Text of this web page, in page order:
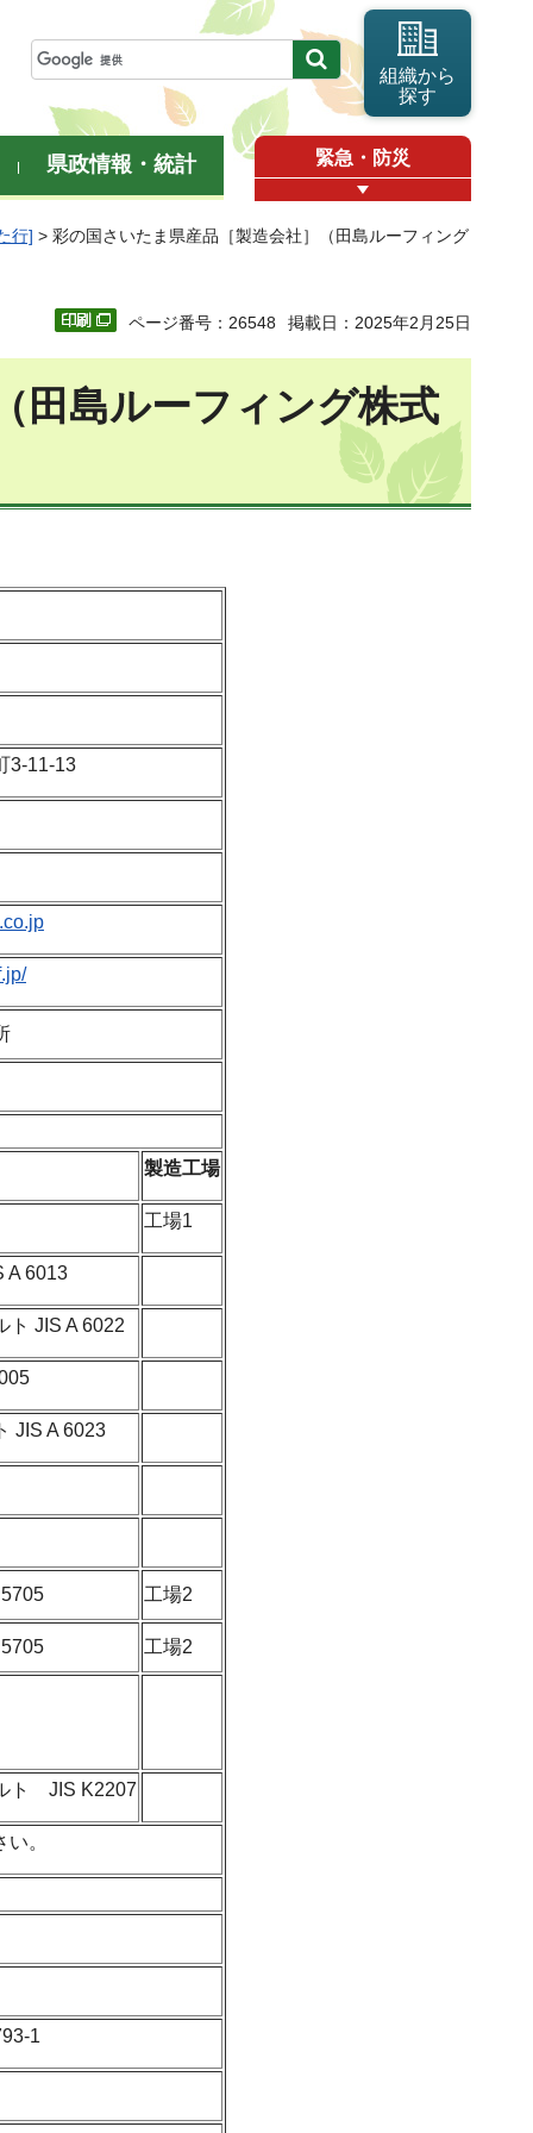
組織から
探す
県政情報・統計 緊急・防災
行] > 彩の国さいたま県産品［製造会社］（田島ルーフィング
ページ番号：26548 掲載日：2025年2月25日
田島ルーフィング株式
3-11-13
製造工場
工場1
A 6013
ト JIS A 6022
JIS A 6023
工場2
工場2
ト JIS K2207
。
1